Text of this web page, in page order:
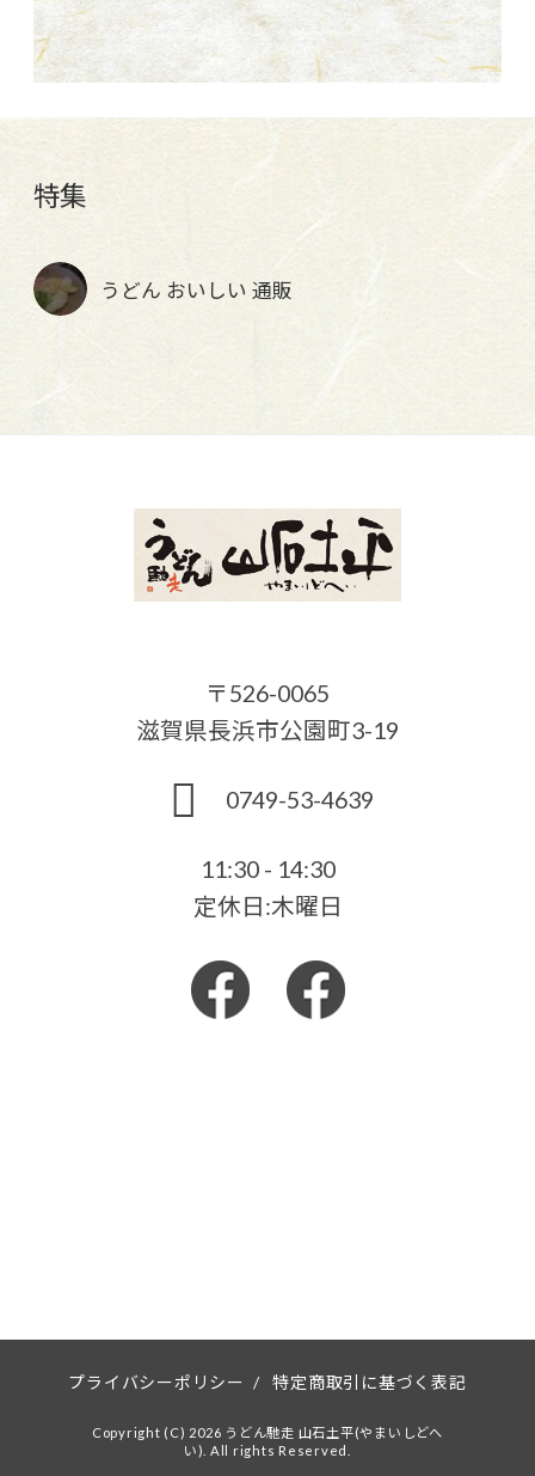
特集
うどん おいしい 通販
〒526-0065
滋賀県長浜市公園町3-19
0749-53-4639
11:30 - 14:30
定休日:木曜日
プライバシーポリシー / 特定商取引に基づく表記
Copyright (C) 2026 うどん馳走 山石土平(やまいしどへ
い). All rights Reserved.